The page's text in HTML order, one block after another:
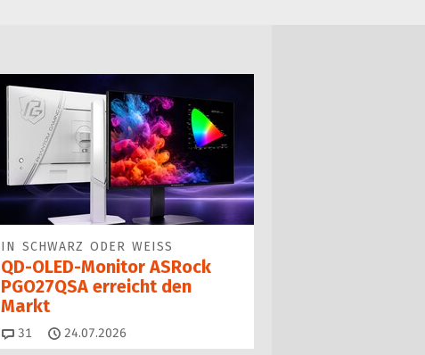
IN SCHWARZ ODER WEISS
QD-OLED-Monitor ASRock
PGO27QSA erreicht den
Markt
31 Kommentare
24.07.2026